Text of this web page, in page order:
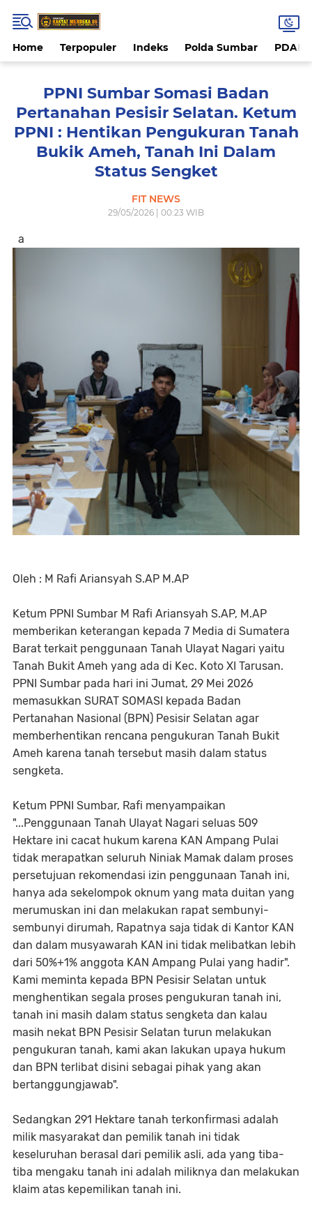
Home Terpopuler Indeks Polda Sumbar PDAM
PPNI Sumbar Somasi Badan
Pertanahan Pesisir Selatan. Ketum
PPNI : Hentikan Pengukuran Tanah
Bukik Ameh, Tanah Ini Dalam
Status Sengket
FIT NEWS
29/05/2026 | 00:23 WIB
a
Oleh : M Rafi Ariansyah S.AP M.AP
Ketum PPNI Sumbar M Rafi Ariansyah S.AP, M.AP
memberikan keterangan kepada 7 Media di Sumatera
Barat terkait penggunaan Tanah Ulayat Nagari yaitu
Tanah Bukit Ameh yang ada di Kec. Koto XI Tarusan.
PPNI Sumbar pada hari ini Jumat, 29 Mei 2026
memasukkan SURAT SOMASI kepada Badan
Pertanahan Nasional (BPN) Pesisir Selatan agar
memberhentikan rencana pengukuran Tanah Bukit
Ameh karena tanah tersebut masih dalam status
sengketa.
Ketum PPNI Sumbar, Rafi menyampaikan
"...Penggunaan Tanah Ulayat Nagari seluas 509
Hektare ini cacat hukum karena KAN Ampang Pulai
tidak merapatkan seluruh Niniak Mamak dalam proses
persetujuan rekomendasi izin penggunaan Tanah ini,
hanya ada sekelompok oknum yang mata duitan yang
merumuskan ini dan melakukan rapat sembunyi-
sembunyi dirumah, Rapatnya saja tidak di Kantor KAN
dan dalam musyawarah KAN ini tidak melibatkan lebih
dari 50%+1% anggota KAN Ampang Pulai yang hadir".
Kami meminta kepada BPN Pesisir Selatan untuk
menghentikan segala proses pengukuran tanah ini,
tanah ini masih dalam status sengketa dan kalau
masih nekat BPN Pesisir Selatan turun melakukan
pengukuran tanah, kami akan lakukan upaya hukum
dan BPN terlibat disini sebagai pihak yang akan
bertanggungjawab".
Sedangkan 291 Hektare tanah terkonfirmasi adalah
milik masyarakat dan pemilik tanah ini tidak
keseluruhan berasal dari pemilik asli, ada yang tiba-
tiba mengaku tanah ini adalah miliknya dan melakukan
klaim atas kepemilikan tanah ini.